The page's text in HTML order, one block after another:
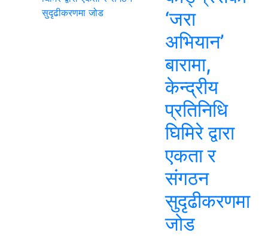
‘जरा
अभियान’
बारामा,
केन्द्रीय
प्रतिनिधि
घिमिरे द्वारा
एकता र
संगठन
सुदृढीकरणमा
जोड